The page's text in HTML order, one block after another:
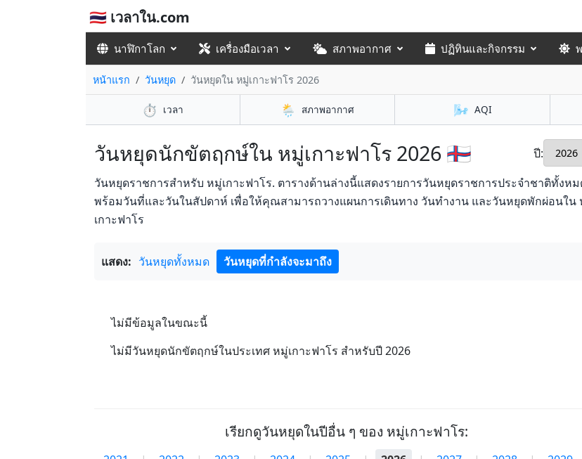
🇹🇭 เวลาใน.com
นาฬิกาโลก เครื่องมือเวลา สภาพอากาศ ปฏิทินและกิจกรรม
หน้าแรก วันหยุด วันหยุดใน หมู่เกาะฟาโร 2026
⏱️ เวลา 🌦️ สภาพอากาศ 🌬️ AQI
วันหยุดนักขัตฤกษ์ใน หมู่เกาะฟาโร 2026 🇫🇴
ปี:
วันหยุดราชการสำหรับ หมู่เกาะฟาโร. ตารางด้านล่างนี้แสดงรายการวันหยุดราชการประจำชาติทั้งห
พร้อมวันที่และวันในสัปดาห์ เพื่อให้คุณสามารถวางแผนการเดินทาง วันทำงาน และวันหยุดพักผ่อนใน
เกาะฟาโร
แสดง: วันหยุดทั้งหมด วันหยุดที่กำลังจะมาถึง
ไม่มีข้อมูลในขณะนี้
ไม่มีวันหยุดนักขัตฤกษ์ในประเทศ หมู่เกาะฟาโร สำหรับปี 2026
เรียกดูวันหยุดในปีอื่น ๆ ของ หมู่เกาะฟาโร: